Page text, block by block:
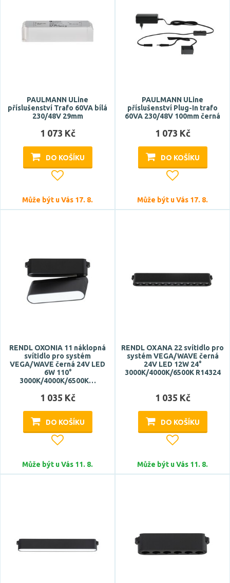
PAULMANN ULine
příslušenství Trafo 60VA bílá
230/48V 29mm
1 073 Kč
DO KOŠÍKU
Může být u Vás 17. 8.
PAULMANN ULine
příslušenství Plug-In trafo
60VA 230/48V 100mm černá
1 073 Kč
DO KOŠÍKU
Může být u Vás 17. 8.
RENDL OXONIA 11 náklopná
svítidlo pro systém
VEGA/WAVE černá 24V LED
6W 110°
3000K/4000K/6500K…
1 035 Kč
DO KOŠÍKU
Může být u Vás 11. 8.
RENDL OXANA 22 svítidlo pro
systém VEGA/WAVE černá
24V LED 12W 24°
3000K/4000K/6500K R14324
1 035 Kč
DO KOŠÍKU
Může být u Vás 11. 8.